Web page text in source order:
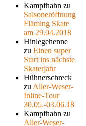
Kampfhahn zu
Saisoneröffnung
Fläming Skate
am 29.04.2018
Hinlegehenne
zu Einen super
Start ins nächste
Skaterjahr
Hühnerschreck
zu Aller-Weser-
Inline-Tour
30.05.-03.06.18
Kampfhahn zu
Aller-Weser-